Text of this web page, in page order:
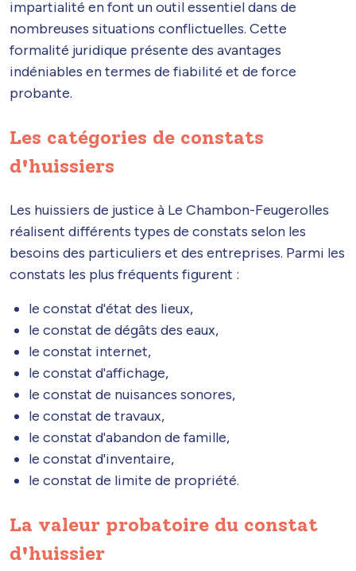
impartialité en font un outil essentiel dans de
nombreuses situations conflictuelles. Cette
formalité juridique présente des avantages
indéniables en termes de fiabilité et de force
probante.
Les catégories de constats
d'huissiers
Les huissiers de justice à Le Chambon-Feugerolles
réalisent différents types de constats selon les
besoins des particuliers et des entreprises. Parmi les
constats les plus fréquents figurent :
le constat d'état des lieux,
le constat de dégâts des eaux,
le constat internet,
le constat d'affichage,
le constat de nuisances sonores,
le constat de travaux,
le constat d'abandon de famille,
le constat d'inventaire,
le constat de limite de propriété.
La valeur probatoire du constat
d'huissier